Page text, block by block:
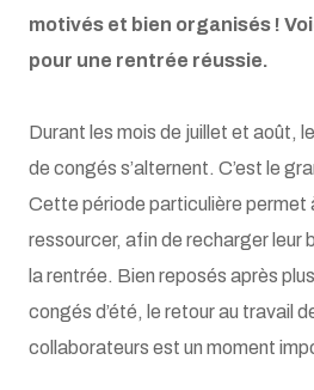
motivés et bien organisés !
pour une rentrée réussie.
Durant les mois de juillet et août,
de congés s’alternent. C’est le
Cette période particulière permet
ressourcer, afin de recharger leur
la rentrée. Bien reposés après
congés d’été, le retour au travail
collaborateurs est un moment